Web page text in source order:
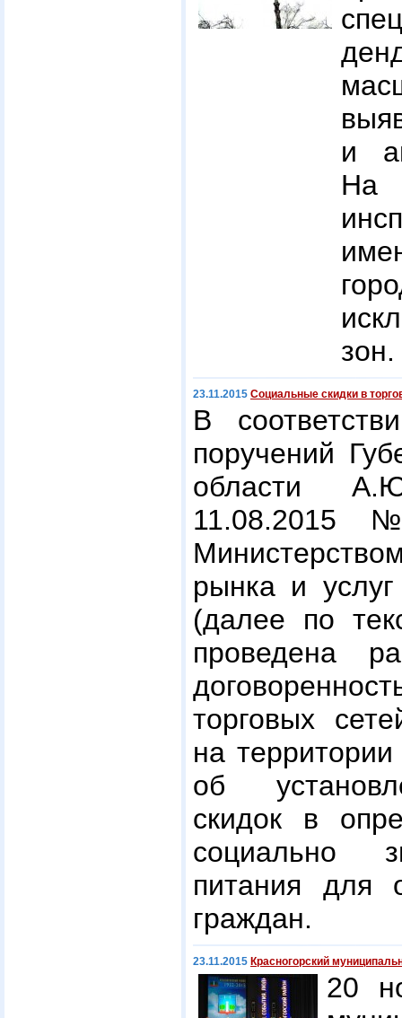
и
зон.
23.11.2015 Социальные скидки в
В
поручений
области
11.08.2015
рынка и
(далее по
проведена
торговых
на
об
скидок в
социально
питания для
граждан.
23.11.2015 Красногорский
20